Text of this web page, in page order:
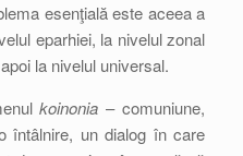
esenţială este aceea a
eparhiei, la nivelul zonal
la nivelul universal.
koinonia – comuniune,
întâlnire, un dialog în care